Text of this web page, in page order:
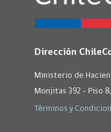
Dirección
Ministerio de
Monjitas 392 - Piso
Términos y